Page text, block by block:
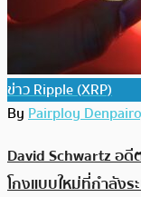
ข่าว Ripple (XRP)
ByPairploy
David Schwartz อ
โกงแบบใหม่ที่กำลังร